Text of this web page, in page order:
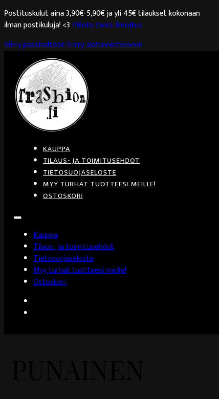
Postituskulut aina 3,90€-5,90€ ja yli 45€ tilaukset kokonaan
ilman postikuluja! <3Piilota tämä ilmoitus
Siirry pääsisältöönSiirry alatunnisteeseen
KAUPPA
TILAUS- JA TOIMITUSEHDOT
TIETOSUOJASELOSTE
MYY TURHAT TUOTTEESI MEILLE!
OSTOSKORI
Kauppa
Tilaus- ja toimitusehdot
Tietosuojaseloste
Myy turhat tuotteesi meille!
Ostoskori